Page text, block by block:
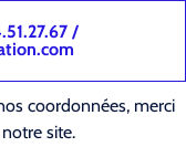
/
coordonnées, merci
site.